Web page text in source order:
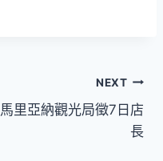
NEXT
馬里亞納觀光局徵7日店
長